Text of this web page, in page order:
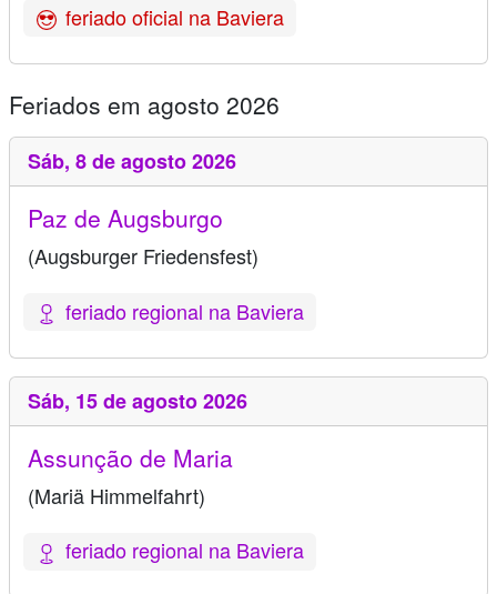
feriado oficial na Baviera
Feriados em agosto 2026
Sáb, 8 de agosto 2026
Paz de Augsburgo
(Augsburger Friedensfest)
feriado regional na Baviera
Sáb, 15 de agosto 2026
Assunção de Maria
(Mariä Himmelfahrt)
feriado regional na Baviera